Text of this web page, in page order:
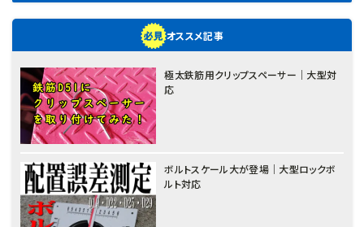
オススメ記事
極太鉄筋用クリップスペーサー｜大型対
応
ボルトスケール大が登場｜大型ロックボ
ルト対応